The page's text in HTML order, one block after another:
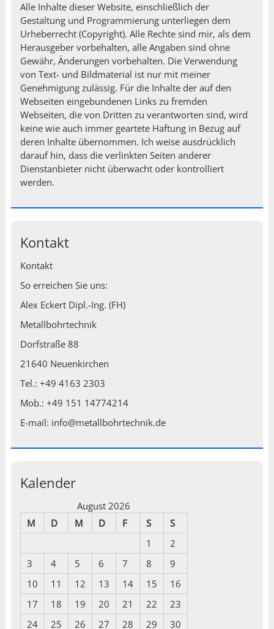
Alle Inhalte dieser Website, einschließlich der
Gestaltung und Programmierung unterliegen dem
Urheberrecht (Copyright). Alle Rechte sind mir, als dem
Herausgeber vorbehalten, alle Angaben sind ohne
Gewähr, Änderungen vorbehalten. Die Verwendung
von Text- und Bildmaterial ist nur mit meiner
Genehmigung zulässig. Für die Inhalte der auf den
Webseiten eingebundenen Links zu fremden
Webseiten, die von Dritten zu verantworten sind, wird
keine wie auch immer geartete Haftung in Bezug auf
deren Inhalte übernommen. Ich weise ausdrücklich
darauf hin, dass die verlinkten Seiten anderer
Dienstanbieter nicht überwacht oder kontrolliert
werden.
Kontakt
Kontakt
So erreichen Sie uns:
Alex Eckert Dipl.-Ing. (FH)
Metallbohrtechnik
Dorfstraße 88
21640 Neuenkirchen
Tel.: +49 4163 2303
Mob.: +49 151 14774214
E-mail: info@metallbohrtechnik.de
Kalender
August 2026
M
D M D F S
S
1
2
3
4 5 6 7 8
9
10
11 12 13 14 15
16
17
18 19 20 21 22
23
24
25 26 27 28 29 30